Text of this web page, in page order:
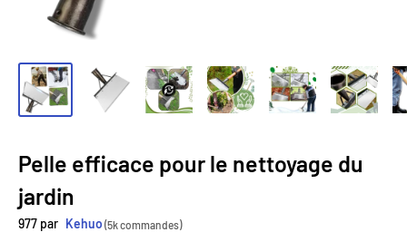
Pelle efficace pour le nettoyage du
jardin
977 par Kehuo (5k commandes)